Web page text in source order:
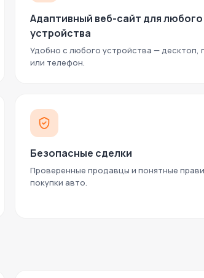
Адаптивный веб-сайт для любого
устройства
Удобно с любого устройства — десктоп,
или телефон.
Безопасные сделки
Проверенные продавцы и понятные
покупки авто.